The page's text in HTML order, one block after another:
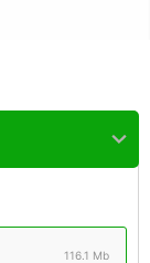
116.1 Mb